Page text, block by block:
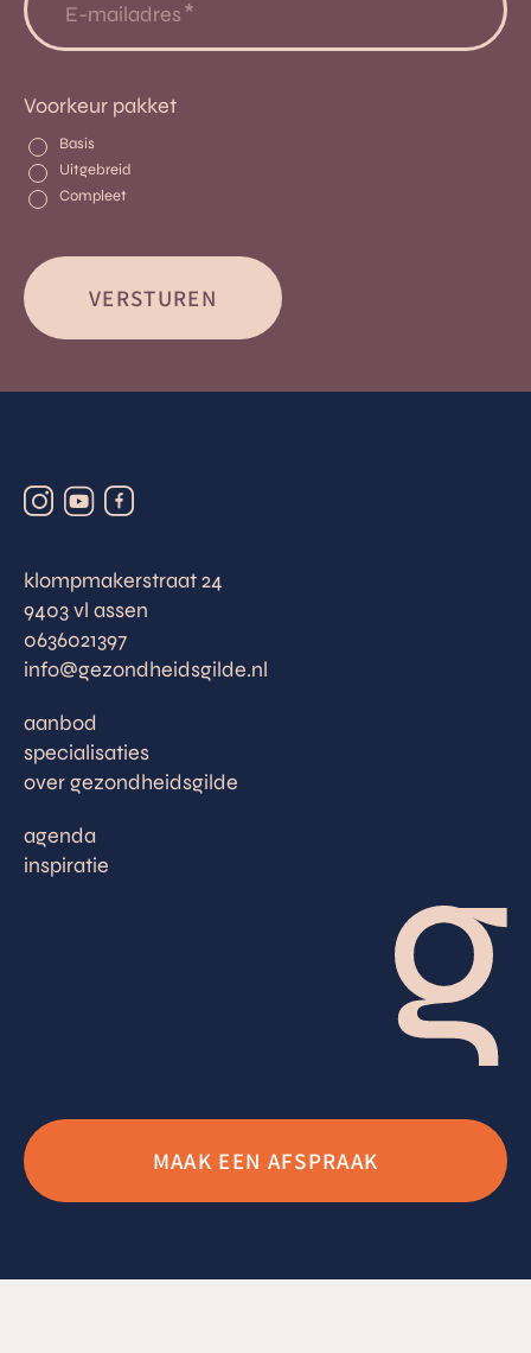
E-mailadres
Voorkeur pakket
Basis
Uitgebreid
Compleet
klompmakerstraat 24
9403 vl assen
0636021397
info@gezondheidsgilde.nl
aanbod
specialisaties
over gezondheidsgilde
agenda
inspiratie
MAAK EEN AFSPRAAK